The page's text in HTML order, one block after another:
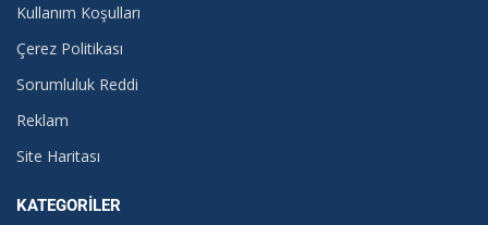
Kullanım Koşulları
Çerez Politikası
Sorumluluk Reddi
Reklam
Site Haritası
KATEGORILER